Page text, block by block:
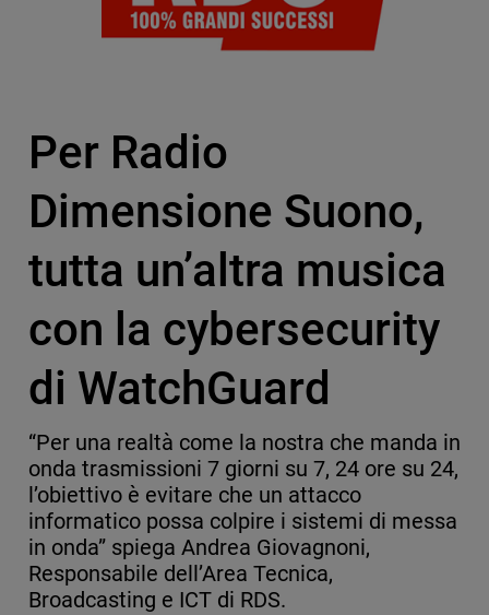
Per Radio
Dimensione Suono,
tutta un’altra musica
con la cybersecurity
di WatchGuard
“Per una realtà come la nostra che manda in
onda trasmissioni 7 giorni su 7, 24 ore su 24,
l’obiettivo è evitare che un attacco
informatico possa colpire i sistemi di messa
in onda” spiega Andrea Giovagnoni,
Responsabile dell’Area Tecnica,
Broadcasting e ICT di RDS.